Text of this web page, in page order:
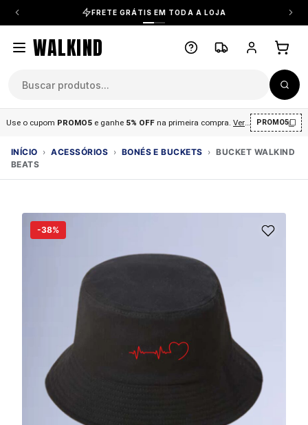
FRETE GRÁTIS EM TODA A LOJA
WALKIND
Use o cupom PROMO5 e ganhe 5% OFF na primeira compra Ver condições .
PROMO5
INÍCIO › ACESSÓRIOS › BONÉS E BUCKETS › BUCKET WALKIND
BEATS
-38%